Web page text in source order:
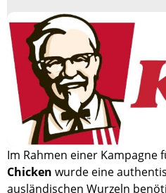
Im Rahmen einer Kampagne
Chicken wurde eine
ausländischen Wurzeln